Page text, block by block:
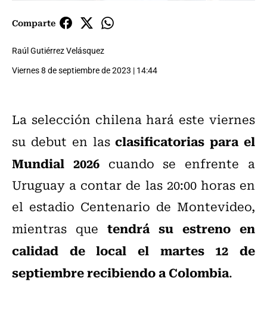
Comparte
Raúl Gutiérrez Velásquez
Viernes 8 de septiembre de 2023 | 14:44
La selección chilena hará este viernes
su debut en lasclasificatorias para el
Mundial 2026cuando se enfrente a
Uruguay a contar de las 20:00 horas en
el estadio Centenario de Montevideo,
mientras que tendrá su estreno en
calidad de local el martes 12 de
septiembre recibiendo a Colombia.